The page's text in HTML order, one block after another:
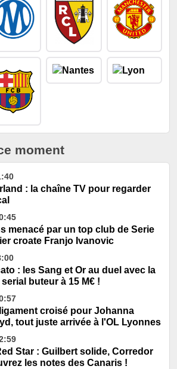
moment
: la chaîne TV pour regarder
menacé par un top club de Serie
croate Franjo Ivanovic
: les Sang et Or au duel avec la
buteur à 15 M€ !
croisé pour Johanna
tout juste arrivée à l'OL Lyonnes
Star : Guilbert solide, Corredor
les notes des Canaris !